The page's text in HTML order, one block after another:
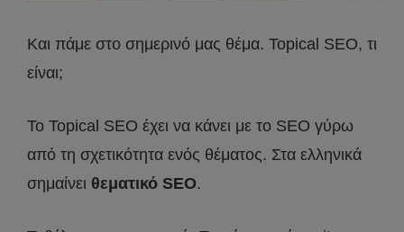
Και πάμε στο σημερινό μας θέμα. Topical SEO, τι
είναι;
Το Topical SEO έχει να κάνει με το SEO γύρω
από τη σχετικότητα ενός θέματος. Στα ελληνικά
σημαίνει θεματικό SEO.